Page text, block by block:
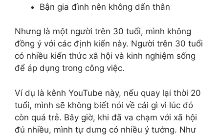
Bận gia đình nên không dấn thân
Nhưng là một người trên 30 tuổi, mình không
đồng ý với các định kiến này. Người trên 30 tuổi
có nhiều kiến thức xã hội và kinh nghiệm sống
để áp dụng trong công việc.
Ví dụ là kênh YouTube này, nếu quay lại thời 20
tuổi, mình sẽ không biết nói về cái gì vì lúc đó
còn quá trẻ. Bây giờ, khi đã va chạm với xã hội
đủ nhiều, mình tự dưng có nhiều ý tưởng. Như